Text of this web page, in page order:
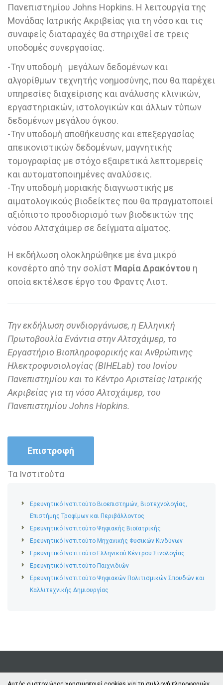
Πανεπιστημίου Johns Hopkins. H λειτουργία της
Μονάδας Ιατρικής Ακριβείας για τη νόσο και τις
συναφείς διαταραχές θα στηριχθεί σε τρεις
υποδομές συνεργασίας.
-Την υποδομή μεγάλων δεδομένων και
αλγορίθμων τεχνητής νοημοσύνης, που θα παρέχει
υπηρεσίες διαχείρισης και ανάλυσης κλινικών,
εργαστηριακών, ιστολογικών και άλλων τύπων
δεδομένων μεγάλου όγκου.
-Την υποδομή αποθήκευσης και επεξεργασίας
απεικονιστικών δεδομένων, μαγνητικής
τομογραφίας με στόχο εξαιρετικά λεπτομερείς
και αυτοματοποιημένες αναλύσεις.
-Την υποδομή μοριακής διαγνωστικής με
αιματολογικούς βιοδείκτες που θα πραγματοποιεί
αξιόπιστο προσδιορισμό των βιοδεικτών της
νόσου Αλτσχάιμερ σε δείγματα αίματος.
Η εκδήλωση ολοκληρώθηκε με ένα μικρό
κονσέρτο από την σολίστ Μαρία Δρακόντου η
οποία εκτέλεσε έργο του Φραντς Λιστ.
Την εκδήλωση συνδιοργάνωσε, η Ελληνική
Πρωτοβουλία Ενάντια στην Αλτσχάιμερ, το
Εργαστήριο Βιοπληροφορικής και Ανθρώπινης
Ηλεκτροφυσιολογίας (BIHELab) του Ιονίου
Πανεπιστημίου και το Κέντρο Αριστείας Ιατρικής
Ακριβείας για τη νόσο Αλτσχάιμερ, του
Πανεπιστημίου Johns Hopkins.
Επιστροφή
Τα Ινστιτούτα
Ερευνητικό Ινστιτούτο Βιοεπιστημών, Βιοτεχνολογίας,
Επιστήμης Τροφίμων και Περιβάλλοντος
Ερευνητικό Ινστιτούτο Ψηφιακής Βιοϊατρικής
Ερευνητικό Ινστιτούτο Μηχανικής Φυσικών Κινδύνων
Ερευνητικό Ινστιτούτο Ελληνικού Κέντρου Σινολογίας
Ερευνητικό Ινστιτούτο Παιχνιδιών
Ερευνητικό Ινστιτούτο Ψηφιακών Πολιτισμικών Σπουδών και
Καλλιτεχνικής Δημιουργίας
Ιόνιος Ακαδημία, Καποδιστρίου 1, 49100 Κέρκυρα